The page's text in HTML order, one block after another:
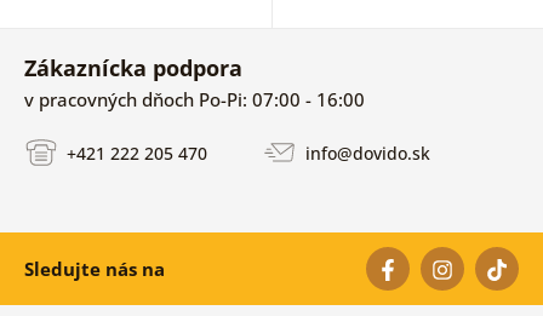
Zákaznícka podpora
v pracovných dňoch Po-Pi: 07:00 - 16:00
+421 222 205 470 info@dovido.sk
Sledujte nás na